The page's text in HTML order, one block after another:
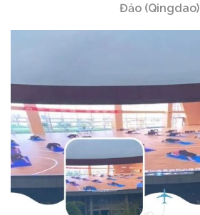
Đảo (Qingdao)